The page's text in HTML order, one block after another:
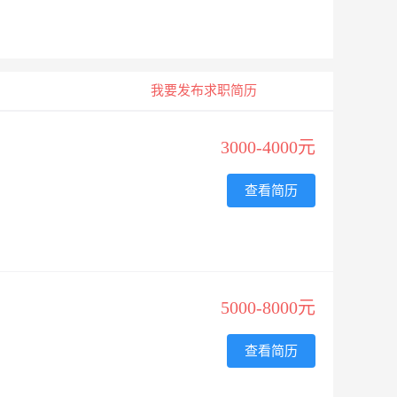
我要发布求职简历
3000-4000元
查看简历
5000-8000元
查看简历